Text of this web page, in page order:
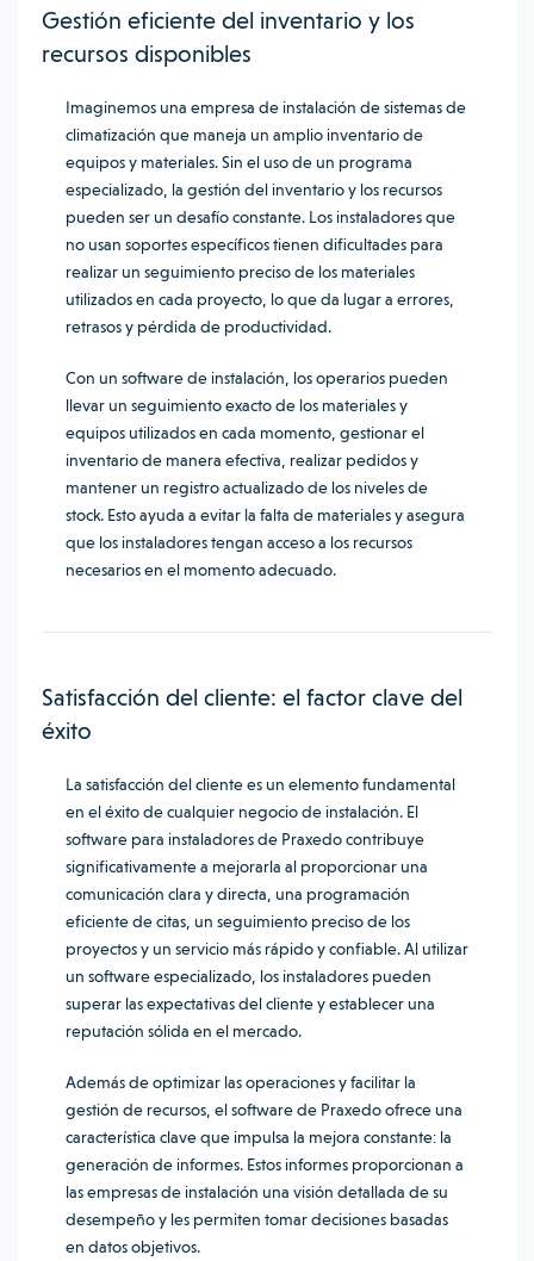
Gestión eficiente del inventario y los
recursos disponibles
Imaginemos una empresa de instalación de sistemas de
climatización que maneja un amplio inventario de
equipos y materiales. Sin el uso de un programa
especializado, la gestión del inventario y los recursos
pueden ser un desafío constante. Los instaladores que
no usan soportes específicos tienen dificultades para
realizar un seguimiento preciso de los materiales
utilizados en cada proyecto, lo que da lugar a errores,
retrasos y pérdida de productividad.
Con un software de instalación, los operarios pueden
llevar un seguimiento exacto de los materiales y
equipos utilizados en cada momento, gestionar el
inventario de manera efectiva, realizar pedidos y
mantener un registro actualizado de los niveles de
stock. Esto ayuda a evitar la falta de materiales y asegura
que los instaladores tengan acceso a los recursos
necesarios en el momento adecuado.
Satisfacción del cliente: el factor clave del
éxito
La satisfacción del cliente es un elemento fundamental
en el éxito de cualquier negocio de instalación. El
software para instaladores de Praxedo contribuye
significativamente a mejorarla al proporcionar una
comunicación clara y directa, una programación
eficiente de citas, un seguimiento preciso de los
proyectos y un servicio más rápido y confiable. Al utilizar
un software especializado, los instaladores pueden
superar las expectativas del cliente y establecer una
reputación sólida en el mercado.
Además de optimizar las operaciones y facilitar la
gestión de recursos, el software de Praxedo ofrece una
característica clave que impulsa la mejora constante: la
generación de informes. Estos informes proporcionan a
las empresas de instalación una visión detallada de su
desempeño y les permiten tomar decisiones basadas
en datos objetivos.